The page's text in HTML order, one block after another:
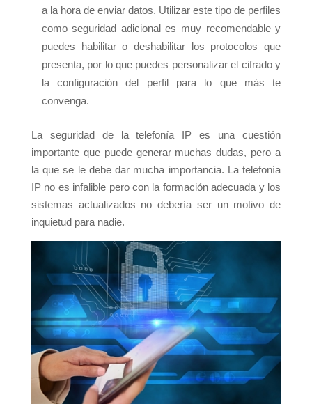
a la hora de enviar datos. Utilizar este tipo de perfiles
como seguridad adicional es muy recomendable y
puedes habilitar o deshabilitar los protocolos que
presenta, por lo que puedes personalizar el cifrado y
la configuración del perfil para lo que más te
convenga.
La seguridad de la telefonía IP es una cuestión
importante que puede generar muchas dudas, pero a
la que se le debe dar mucha importancia. La telefonía
IP no es infalible pero con la formación adecuada y los
sistemas actualizados no debería ser un motivo de
inquietud para nadie.